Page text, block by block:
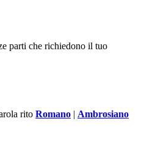
parti che richiedono il tuo
rito Romano | Ambrosiano